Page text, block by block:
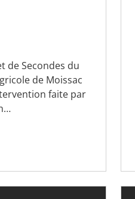
de Secondes du
de Moissac
faite par